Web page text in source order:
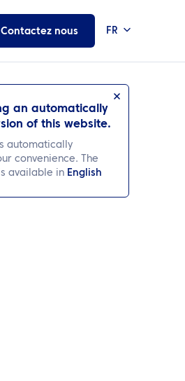
Contactez nous FR
an automatically
of this website.
automatically
convenience. The
available in English